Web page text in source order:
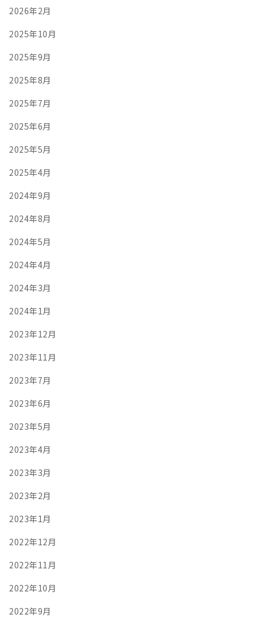
2026年2月
2025年10月
2025年9月
2025年8月
2025年7月
2025年6月
2025年5月
2025年4月
2024年9月
2024年8月
2024年5月
2024年4月
2024年3月
2024年1月
2023年12月
2023年11月
2023年7月
2023年6月
2023年5月
2023年4月
2023年3月
2023年2月
2023年1月
2022年12月
2022年11月
2022年10月
2022年9月